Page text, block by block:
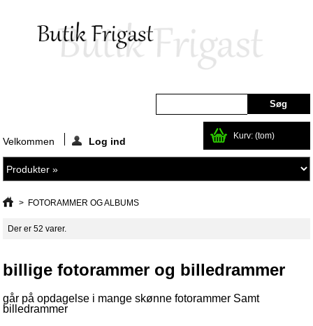
Kurv: (tom)
Velkommen Log ind
> FOTORAMMER OG ALBUMS
Der er 52 varer.
billige fotorammer og billedrammer
går på opdagelse i mange skønne fotorammer Samt
billedrammer